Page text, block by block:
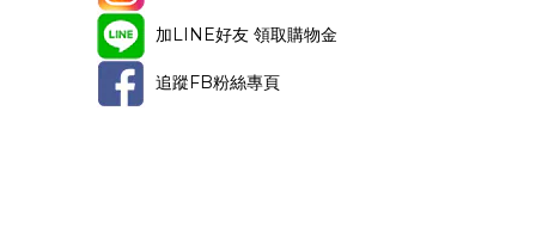
加LINE好友 領取購物金
追蹤FB粉絲專頁